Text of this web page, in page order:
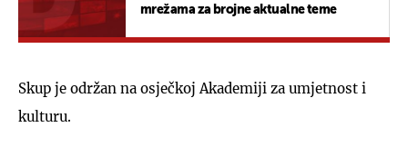
mrežama za brojne aktualne teme
Skup je održan na osječkoj Akademiji za umjetnost i
kulturu.